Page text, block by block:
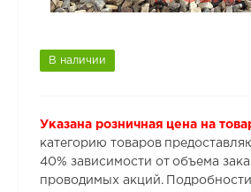
В наличии
Указана розничная цена на
категорию товаров
40% зависимости от объема
проводимых акций.